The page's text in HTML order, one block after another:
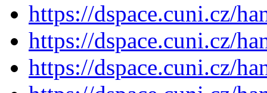
https://dspace.cuni.cz/
https://dspace.cuni.cz/
https://dspace.cuni.cz/